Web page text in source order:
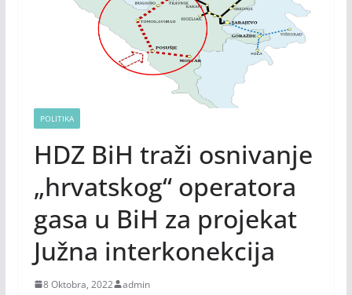
POLITIKA
HDZ BiH traži osnivanje
„hrvatskog“ operatora
gasa u BiH za projekat
Južna interkonekcija
8 Oktobra, 2022 admin